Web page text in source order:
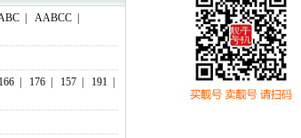
AABCC
166 176 157 191